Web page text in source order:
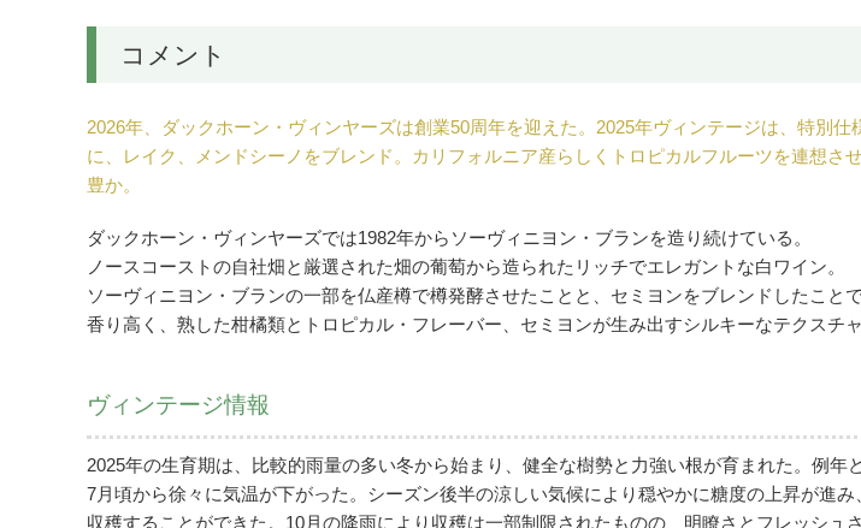
コメント
2026年、ダックホーン・ヴィンヤーズは創業50周年を迎えた。2025年ヴィンテージは、特別
に、レイク、メンドシーノをブレンド。カリフォルニア産らしくトロピカルフルーツを連想
豊か。
ダックホーン・ヴィンヤーズでは1982年からソーヴィニヨン・ブランを造り続けている。
ノースコーストの自社畑と厳選された畑の葡萄から造られたリッチでエレガントな白ワイン。
ソーヴィニヨン・ブランの一部を仏産樽で樽発酵させたことと、セミヨンをブレンドしたこと
香り高く、熟した柑橘類とトロピカル・フレーバー、セミヨンが生み出すシルキーなテクスチ
ヴィンテージ情報
2025年の生育期は、比較的雨量の多い冬から始まり、健全な樹勢と力強い根が育まれた。例
7月頃から徐々に気温が下がった。シーズン後半の涼しい気候により穏やかに糖度の上昇が進
収穫することができた。10月の降雨により収穫は一部制限されたものの、明瞭さとフレッシュ